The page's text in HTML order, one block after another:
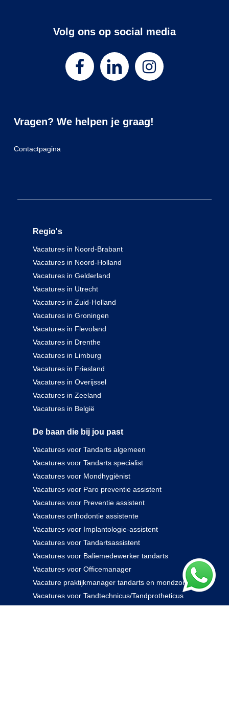
Volg ons op social media
Vragen? We helpen je graag!
Contactpagina
Regio's
Vacatures in Noord-Brabant
Vacatures in Noord-Holland
Vacatures in Gelderland
Vacatures in Utrecht
Vacatures in Zuid-Holland
Vacatures in Groningen
Vacatures in Flevoland
Vacatures in Drenthe
Vacatures in Limburg
Vacatures in Friesland
Vacatures in Overijssel
Vacatures in Zeeland
Vacatures in België
De baan die bij jou past
Vacatures voor Tandarts algemeen
Vacatures voor Tandarts specialist
Vacatures voor Mondhygiënist
Vacatures voor Paro preventie assistent
Vacatures voor Preventie assistent
Vacatures orthodontie assistente
Vacatures voor Implantologie-assistent
Vacatures voor Tandartsassistent
Vacatures voor Baliemedewerker tandarts
Vacatures voor Officemanager
Vacature praktijkmanager tandarts en mondzorg
Vacatures voor Tandtechnicus/Tandprotheticus